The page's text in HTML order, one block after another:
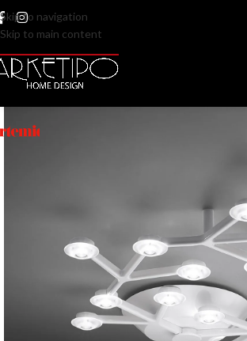
Skip to navigation
Skip to main content